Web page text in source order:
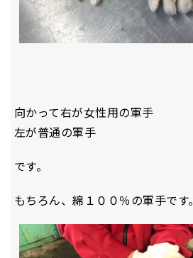
向かって右が女性用の軍手
左が普通の軍手
です。
もちろん、綿１００％の軍手です。